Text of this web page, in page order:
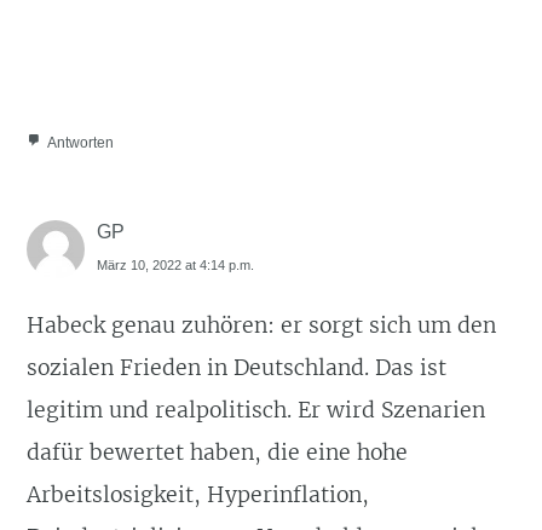
Antworten
GP
März 10, 2022 at 4:14 p.m.
Habeck genau zuhören: er sorgt sich um den
sozialen Frieden in Deutschland. Das ist
legitim und realpolitisch. Er wird Szenarien
dafür bewertet haben, die eine hohe
Arbeitslosigkeit, Hyperinflation,